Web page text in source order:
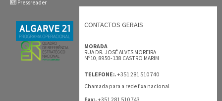
Pressreader
CONTACTOS GERAIS
MORADA
RUA DR. JOSÉ ALVES MOREIRA
Nº10, 8950-138 CASTRO MARIM
TELEFONE:.+351 281 510 740
Chamada para a rede fixa nacional
Fax:.+351 281 510 743